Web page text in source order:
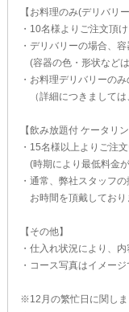
【お料理のみ(デリバリ
・10名様よりご注文頂け
・デリバリーの場合、
(容器の色・形状など
・お料理デリバリーの
（詳細につきましては
【飲み放題付 ケータリ
・15名様以上よりご注
(時期により最低料金
・通常、弊社スタッフ
お時間を頂戴しており
【その他】
・仕入れ状況により、
・コース写真はイメージ
※12月の繁忙日に関し